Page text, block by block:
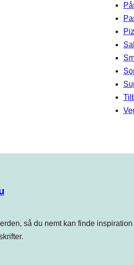
så du nemt kan finde